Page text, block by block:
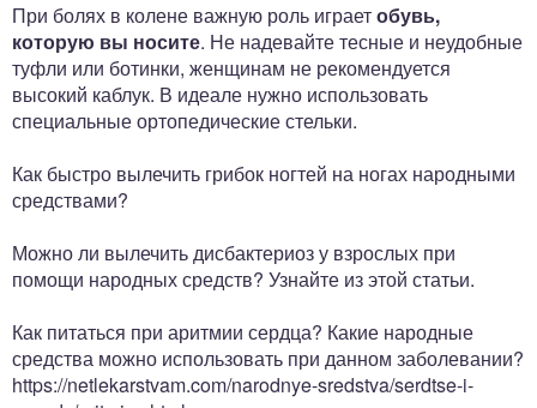
При болях в колене важную роль играетобувь,
которую вы носите. Не надевайте тесные и неудобные
туфли или ботинки, женщинам не рекомендуется
высокий каблук. В идеале нужно использовать
специальные ортопедические стельки.
Как быстро вылечить грибок ногтей на ногах народными
средствами?
Можно ли вылечить дисбактериоз у взрослых при
помощи народных средств? Узнайте из этой статьи.
Как питаться при аритмии сердца? Какие народные
средства можно использовать при данном заболевании?
https://netlekarstvam.com/narodnye-sredstva/serdtse-i-